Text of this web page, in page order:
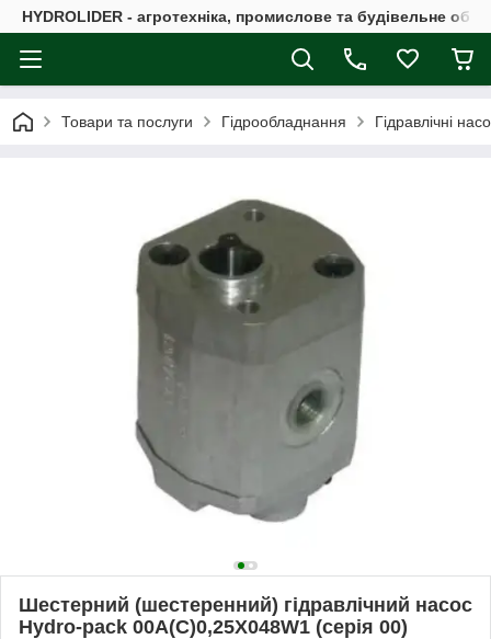
HYDROLIDER - агротехніка, промислове та будівельне
Товари та послуги Гідрообладнання Гідравлічні
Шестерний (шестеренний) гідравлічний насос
Hydro-pack 00A(C)0,25X048W1 (серія 00)